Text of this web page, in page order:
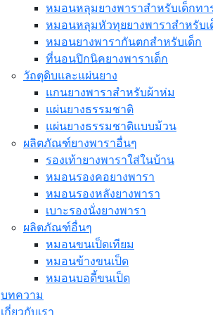
หมอนหลุมยางพาราสำหรับเด็กทา
หมอนหลุมหัวทุยยางพาราสำหรับเ
หมอนยางพารากันตกสำหรับเด็ก
ที่นอนปิกนิคยางพาราเด็ก
วัถตุดิบและแผ่นยาง
แกนยางพาราสำหรับผ้าห่ม
แผ่นยางธรรมชาติ
แผ่นยางธรรมชาติแบบม้วน
ผลิตภัณฑ์ยางพาราอื่นๆ
รองเท้ายางพาราใส่ในบ้าน
หมอนรองคอยางพารา
หมอนรองหลังยางพารา
เบาะรองนั่งยางพารา
ผลิตภัณฑ์อื่นๆ
หมอนขนเป็ดเทียม
หมอนข้างขนเป็ด
หมอนบอดี้ขนเป็ด
บทความ
เกี่ยวกับเรา